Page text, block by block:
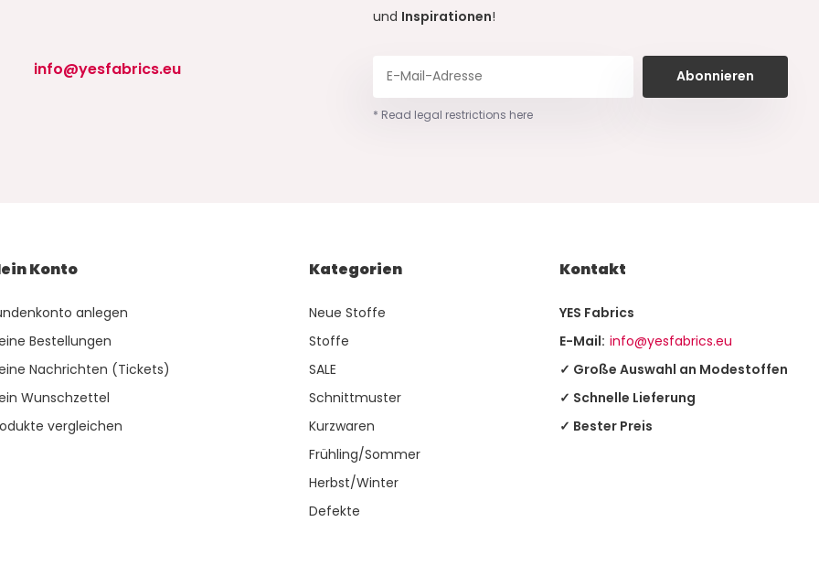
info@yesfabrics.eu
und Inspirationen!
Abonnieren
* Read legal restrictions here
Konto
anlegen
Bestellungen
Nachrichten (Tickets)
Wunschzettel
vergleichen
Kategorien
Neue Stoffe
Stoffe
SALE
Schnittmuster
Kurzwaren
Frühling/Sommer
Herbst/Winter
Defekte
Kontakt
YES Fabrics
E-Mail: info@yesfabrics.eu
✓ Große Auswahl an Modestoffen
✓ Schnelle Lieferung
✓ Bester Preis